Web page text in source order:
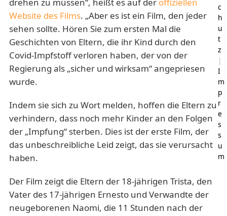
Website des Films. „Aber es ist ein Film, den jeder
sehen sollte. Hören Sie zum ersten Mal die
Geschichten von Eltern, die ihr Kind durch den
Covid-Impfstoff verloren haben, der von der
Regierung als „sicher und wirksam“ angepriesen
wurde.
Indem sie sich zu Wort melden, hoffen die Eltern zu
verhindern, dass noch mehr Kinder an den Folgen
der „Impfung“ sterben. Dies ist der erste Film, der
das unbeschreibliche Leid zeigt, das sie verursacht
haben.
Der Film zeigt die Eltern der 18-jährigen Trista, den
Vater des 17-jährigen Ernesto und Verwandte der
neugeborenen Naomi, die 11 Stunden nach der
c
h
u
t
z
|
I
m
p
r
e
s
s
u
m